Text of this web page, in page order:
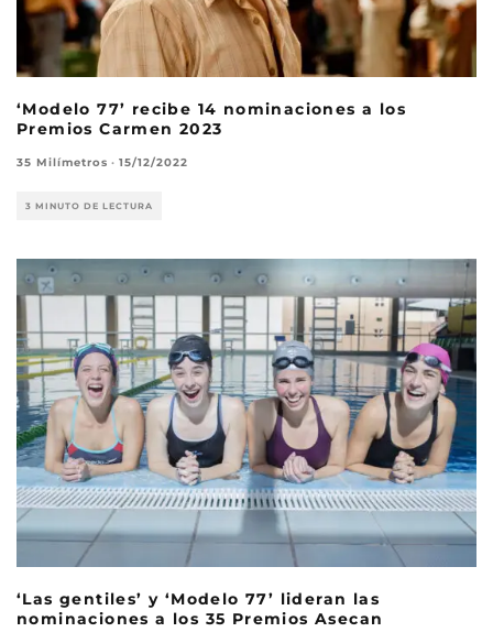
‘Modelo 77’ recibe 14 nominaciones a los
Premios Carmen 2023
35 Milímetros · 15/12/2022
3 MINUTO DE LECTURA
‘Las gentiles’ y ‘Modelo 77’ lideran las
nominaciones a los 35 Premios Asecan